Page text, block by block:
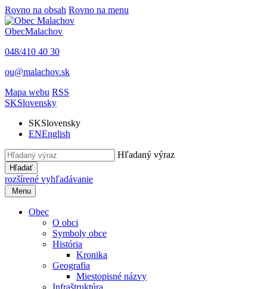
Rovno na obsah Rovno na menu
ObecMalachov
048/410 40 30
ou@malachov.sk
Mapa webu RSS
SKSlovensky
SKSlovensky
ENEnglish
Hľadaný výraz
Hľadať
rozšírené vyhľadávanie
Menu
Obec
O obci
Symboly obce
História
Kronika
Geografia
Miestopisné názvy
Infraštruktúra